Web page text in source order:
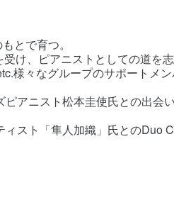
とで育つ。
け、ピアニストとしての道を志
様々なグループのサポートメ
アニスト松本圭使氏との出会
スト「隼人加織」氏とのDuo